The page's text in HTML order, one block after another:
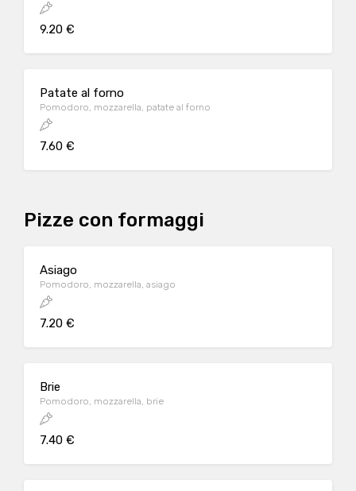
9.20 €
Patate al forno
Pomodoro, mozzarella, patate al forno
7.60 €
Pizze con formaggi
Asiago
Pomodoro, mozzarella, asiago
7.20 €
Brie
Pomodoro, mozzarella, brie
7.40 €